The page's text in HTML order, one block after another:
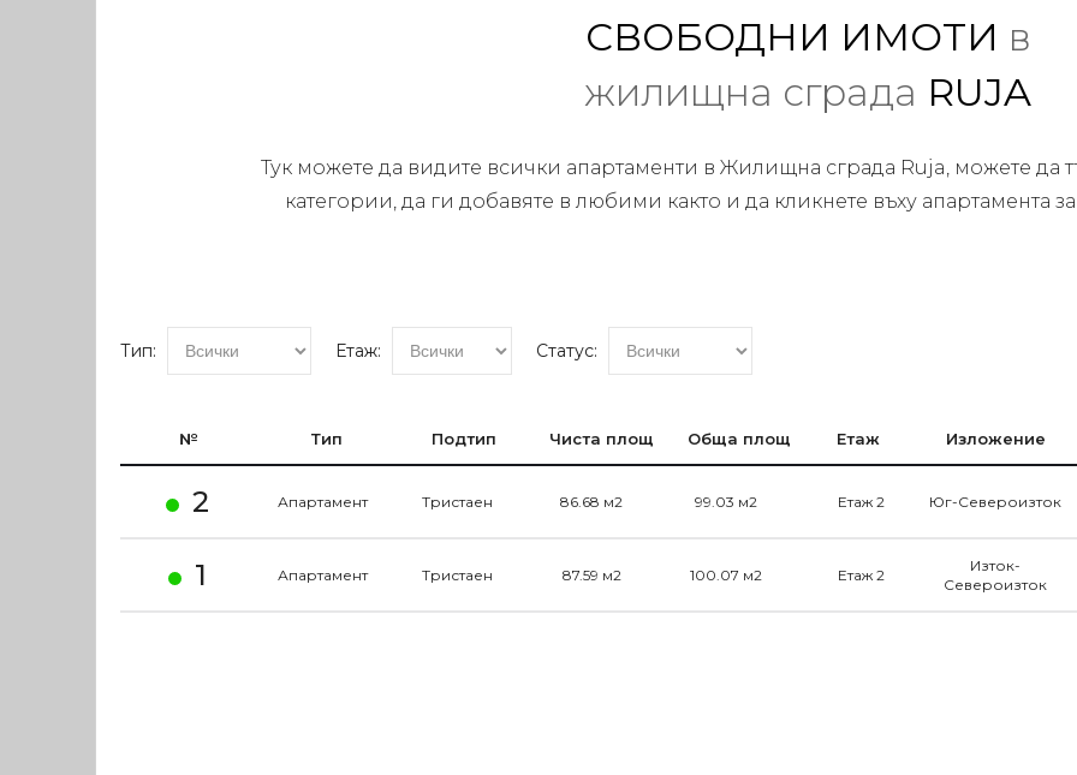
СВОБОДНИ ИМОТИ в
жилищна сграда RUJA
Тук можете да видите всички апартаменти в Жилищна сграда Ruja, можете да
категории, да ги добавяте в любими както и да кликнете въху
Тип: Етаж: Статус:
№ Тип Подтип Чиста площ Обща площ Етаж Изложение
2 Апартамент Тристаен 86.68 м2 99.03 м2 Етаж 2 Юг-Североизток
1 Апартамент Тристаен 87.59 м2 100.07 м2 Етаж 2
Изток-
Североизток